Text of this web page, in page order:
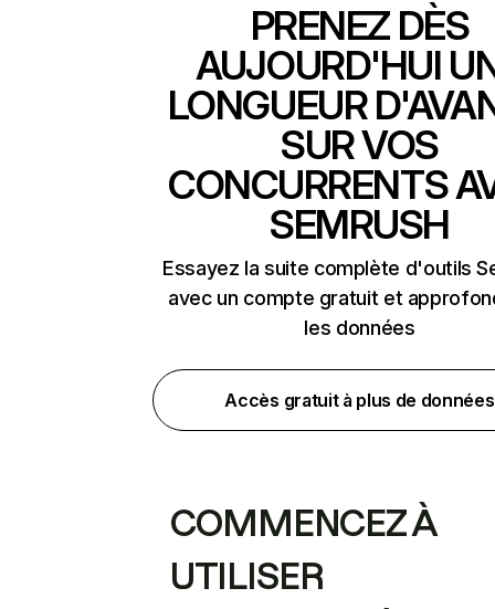
PRENEZ DÈS
AUJOURD'HUI
LONGUEUR
SUR VOS
CONCURRENTS
SEMRUSH
Essayez la suite complète d'outils
avec un compte gratuit et
les données
Accès gratuit à plus de données
COMMENCEZ À
UTILISER